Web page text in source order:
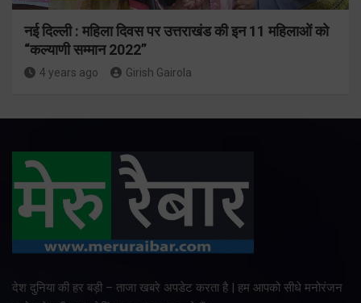
नई दिल्ली : महिला दिवस पर उत्तराखंड की इन 11 महिलाओं को
“कल्याणी सम्मान 2022”
4 years ago Girish Gairola
देश दुनिया की हर बड़ी – ताजा खबरे अपडेट करता है | हम आपको सीधे मनोरंजन